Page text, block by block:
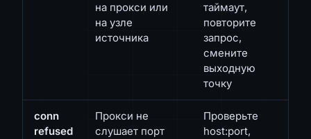
на прокси или
на узле
источника
таймаут,
повторите
запрос,
смените
выходную
точку
conn
refused
Прокси не
слушает порт
Проверьте
host:port,